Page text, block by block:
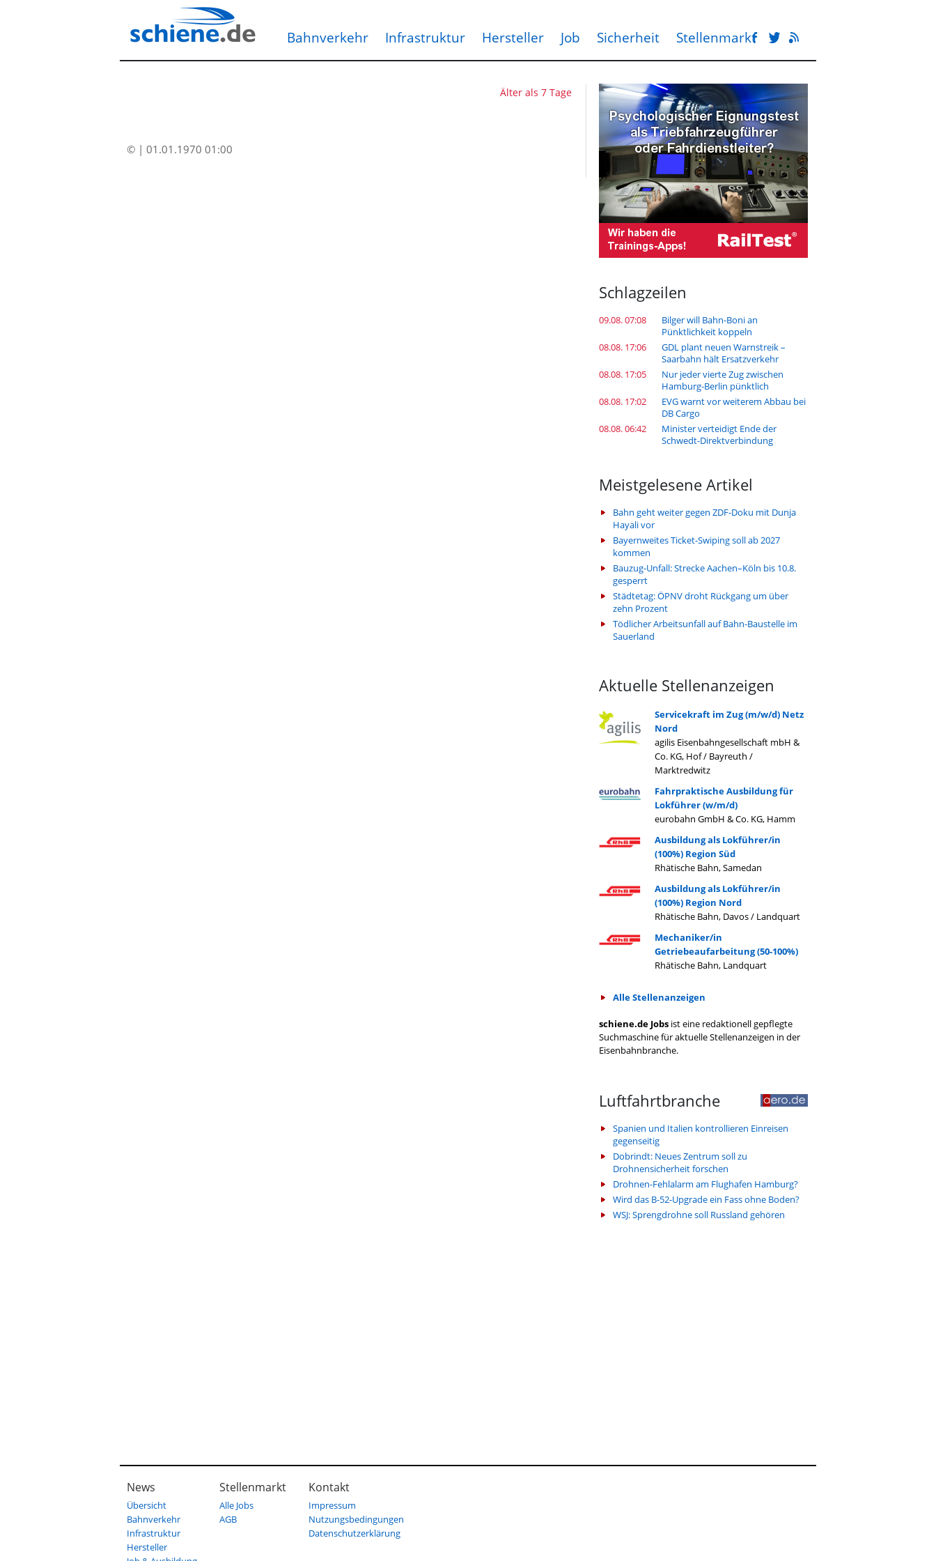
Bahnverkehr Infrastruktur Hersteller Job Sicherheit Stellenmarkt
Älter als 7 Tage
© | 01.01.1970 01:00
Schlagzeilen
09.08. 07:08
Bilger will Bahn-Boni an
Pünktlichkeit koppeln
08.08. 17:06
GDL plant neuen Warnstreik –
Saarbahn hält Ersatzverkehr
08.08. 17:05
Nur jeder vierte Zug zwischen
Hamburg-Berlin pünktlich
08.08. 17:02
EVG warnt vor weiterem Abbau bei
DB Cargo
08.08. 06:42
Minister verteidigt Ende der
Schwedt-Direktverbindung
Meistgelesene Artikel
Bahn geht weiter gegen ZDF-Doku mit Dunja
Hayali vor
Bayernweites Ticket-Swiping soll ab 2027
kommen
Bauzug-Unfall: Strecke Aachen–Köln bis 10.8.
gesperrt
Städtetag: ÖPNV droht Rückgang um über
zehn Prozent
Tödlicher Arbeitsunfall auf Bahn-Baustelle im
Sauerland
Aktuelle Stellenanzeigen
Servicekraft im Zug (m/w/d) Netz
Nord
agilis Eisenbahngesellschaft mbH &
Co. KG, Hof / Bayreuth /
Marktredwitz
Fahrpraktische Ausbildung für
Lokführer (w/m/d)
eurobahn GmbH & Co. KG, Hamm
Ausbildung als Lokführer/in
(100%) Region Süd
Rhätische Bahn, Samedan
Ausbildung als Lokführer/in
(100%) Region Nord
Rhätische Bahn, Davos / Landquart
Mechaniker/in
Getriebeaufarbeitung (50-100%)
Rhätische Bahn, Landquart
Alle Stellenanzeigen
schiene.de Jobs ist eine redaktionell gepflegte
Suchmaschine für aktuelle Stellenanzeigen in der
Eisenbahnbranche.
Luftfahrtbranche
Spanien und Italien kontrollieren Einreisen
gegenseitig
Dobrindt: Neues Zentrum soll zu
Drohnensicherheit forschen
Drohnen-Fehlalarm am Flughafen Hamburg?
Wird das B-52-Upgrade ein Fass ohne Boden?
WSJ: Sprengdrohne soll Russland gehören
News
Übersicht
Bahnverkehr
Infrastruktur
Hersteller
Stellenmarkt
Alle Jobs
AGB
Kontakt
Impressum
Nutzungsbedingungen
Datenschutzerklärung